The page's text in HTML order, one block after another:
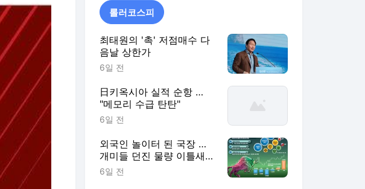
롤러코스피
최태원의 '촉' 저점매수 다
음날 상한가
6일 전
日키옥시아 실적 순항 …
"메모리 수급 탄탄"
6일 전
외국인 놀이터 된 국장 …
개미들 던진 물량 이틀새
8.5조 쓸어담아
6일 전